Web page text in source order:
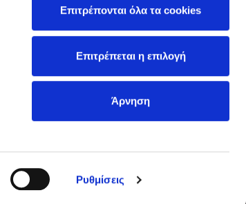
Ρυθμίσεις
Επιτρέπονται όλα τα cookies
Επιτρέπεται η επιλογή
Άρνηση